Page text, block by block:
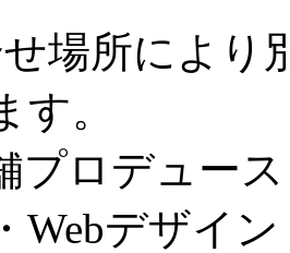
場所により
す。
プロデュー
Webデザイ